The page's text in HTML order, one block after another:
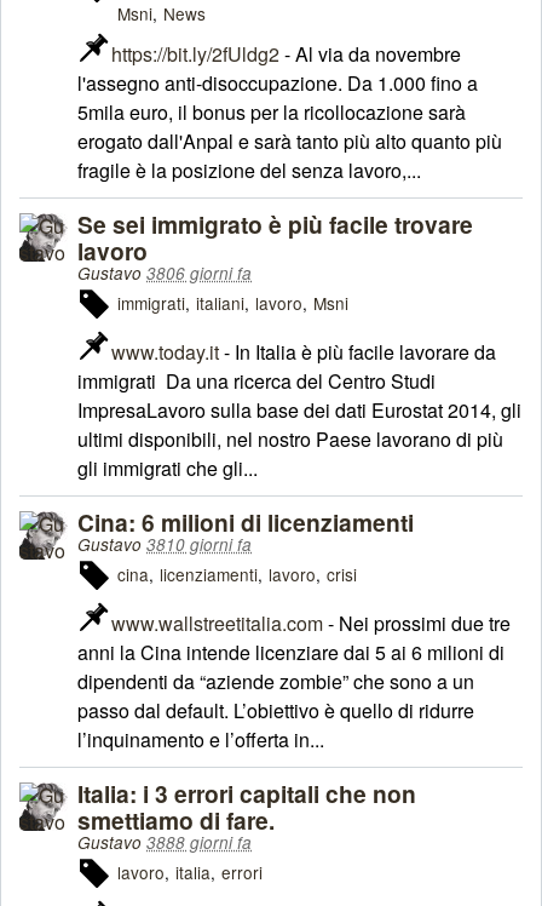
Msni News
https://bit.ly/2fUldg2- Al via da novembre
l'assegno anti-disoccupazione. Da 1.000 fino a
5mila euro, il bonus per la ricollocazione sarà
erogato dall'Anpal e sarà tanto più alto quanto più
fragile è la posizione del senza lavoro,...
Se sei immigrato è più facile trovare
lavoro
Gustavo 3806 giorni fa
immigrati italiani lavoro Msni
www.today.it- In Italia è più facile lavorare da
immigrati Da una ricerca del Centro Studi
ImpresaLavoro sulla base dei dati Eurostat 2014, gli
ultimi disponibili, nel nostro Paese lavorano di più
gli immigrati che gli...
Cina: 6 milioni di licenziamenti
Gustavo 3810 giorni fa
cina licenziamenti lavoro crisi
www.wallstreetitalia.com- Nei prossimi due tre
anni la Cina intende licenziare dai 5 ai 6 milioni di
dipendenti da “aziende zombie” che sono a un
passo dal default. L’obiettivo è quello di ridurre
l’inquinamento e l’offerta in...
Italia: i 3 errori capitali che non
smettiamo di fare.
Gustavo 3888 giorni fa
lavoro italia errori